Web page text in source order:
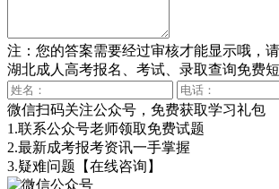
注：您的答案需要经过审核才能显示哦，请
湖北成人高考报名、考试、录取查询免费
微信扫码关注公众号，免费获取学习礼包
1.联系公众号老师领取免费试题
2.最新成考报考资讯一手掌握
3.疑难问题 【在线咨询】